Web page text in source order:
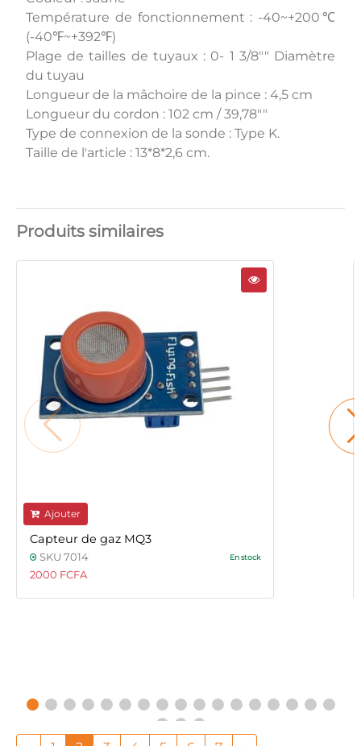
Température de fonctionnement : -40~+200℃
(-40℉~+392℉)
Plage de tailles de tuyaux : 0- 1 3/8"" Diamètre
du tuyau
Longueur de la mâchoire de la pince : 4,5 cm
Longueur du cordon : 102 cm / 39,78""
Type de connexion de la sonde : Type K.
Taille de l'article : 13*8*2,6 cm.
Produits similaires
Ajouter
Capteur de gaz MQ3
SKU 7014 En stock
2000 FCFA